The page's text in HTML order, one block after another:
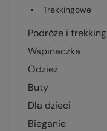
trekkingowe
podróże i trekking
wspinaczka
odzież
buty
dla dzieci
bieganie